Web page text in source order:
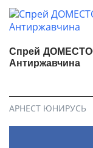
Спрей
Антиржавчина
АРНЕСТ ЮНИРУСЬ